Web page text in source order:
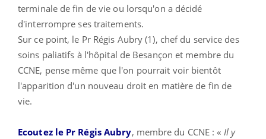
terminale de fin de vie ou lorsqu'on a décidé
d'interrompre ses traitements.
Sur ce point, le Pr Régis Aubry (1), chef du service des
soins paliatifs à l'hôpital de Besançon et membre du
CCNE, pense même que l'on pourrait voir bientôt
l'apparition d'un nouveau droit en matière de fin de
vie.
Ecoutez le Pr Régis Aubry, membre du CCNE : « Il y